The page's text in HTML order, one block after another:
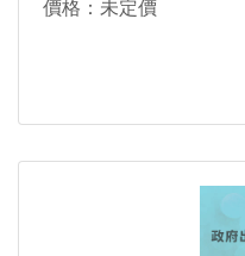
價格：未定價